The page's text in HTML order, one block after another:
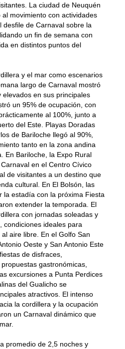
La ciudad de Neuquén
movimiento con actividades
desfile de Carnaval sobre la
un fin de semana con
en distintos puntos del
y el mar como escenarios
largo de Carnaval mostró
elevados en sus principales
un 95% de ocupación, con
al 100%, junto a
del Este. Playas Doradas
de Bariloche llegó al 90%,
tanto en la zona andina
En Bariloche, la Expo Rural
en el Centro Cívico
de visitantes a un destino que
cultural. En El Bolsón, las
la estadía con la próxima Fiesta
extender la temporada. El
con jornadas soleadas y
condiciones ideales para
aire libre. En el Golfo San
Oeste y San Antonio Este
de disfraces,
gastronómicas,
excursiones a Punta Perdices
del Gualicho se
atractivos. El intenso
la cordillera y la ocupación
un Carnaval dinámico que
promedio de 2,5 noches y